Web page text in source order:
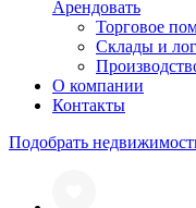
Арендовать
Торговое
Склады и
О компании
Контакты
Подобрать